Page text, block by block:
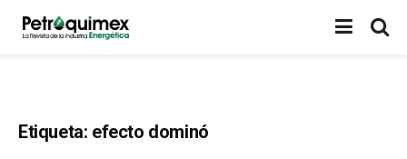
Etiqueta: efecto dominó